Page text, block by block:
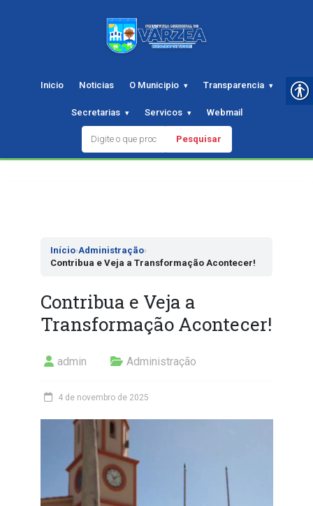
Inicio Noticias O Municipio Transparencia
Secretarias Servicos Webmail
Pesquisar
Início›Administração›
Contribua e Veja a Transformação Acontecer!
Contribua e Veja a
Transformação Acontecer!
admin Administração
4 de novembro de 2025